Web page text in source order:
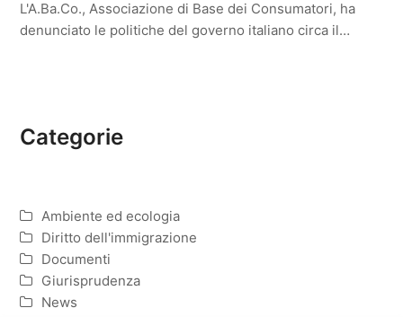
L'A.Ba.Co., Associazione di Base dei Consumatori, ha
denunciato le politiche del governo italiano circa il…
Categorie
Ambiente ed ecologia
Diritto dell'immigrazione
Documenti
Giurisprudenza
News